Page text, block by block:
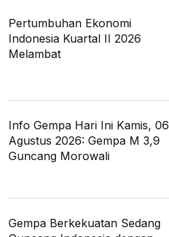
Pertumbuhan Ekonomi
Indonesia Kuartal II 2026
Melambat
Info Gempa Hari Ini Kamis, 06
Agustus 2026: Gempa M 3,9
Guncang Morowali
Gempa Berkekuatan Sedang